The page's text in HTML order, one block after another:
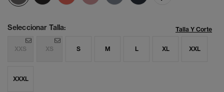
Seleccionar Talla: Talla Y Corte
XXS XS S M L XL XXL
XXXL